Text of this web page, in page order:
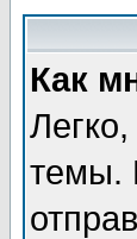
Как
темы.